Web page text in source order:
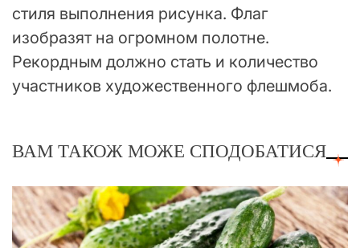
стиля выполнения рисунка. Флаг
изобразят на огромном полотне.
Рекордным должно стать и количество
участников художественного флешмоба.
ВАМ ТАКОЖ МОЖЕ СПОДОБАТИСЯ